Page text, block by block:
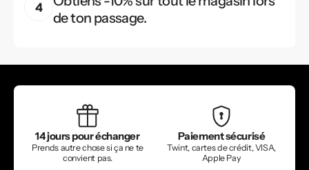
de ton passage.
14 jours pour échanger
Prends autre chose si ça ne te
convient pas.
Paiement sécurisé
Twint, cartes de crédit, VISA,
Apple Pay